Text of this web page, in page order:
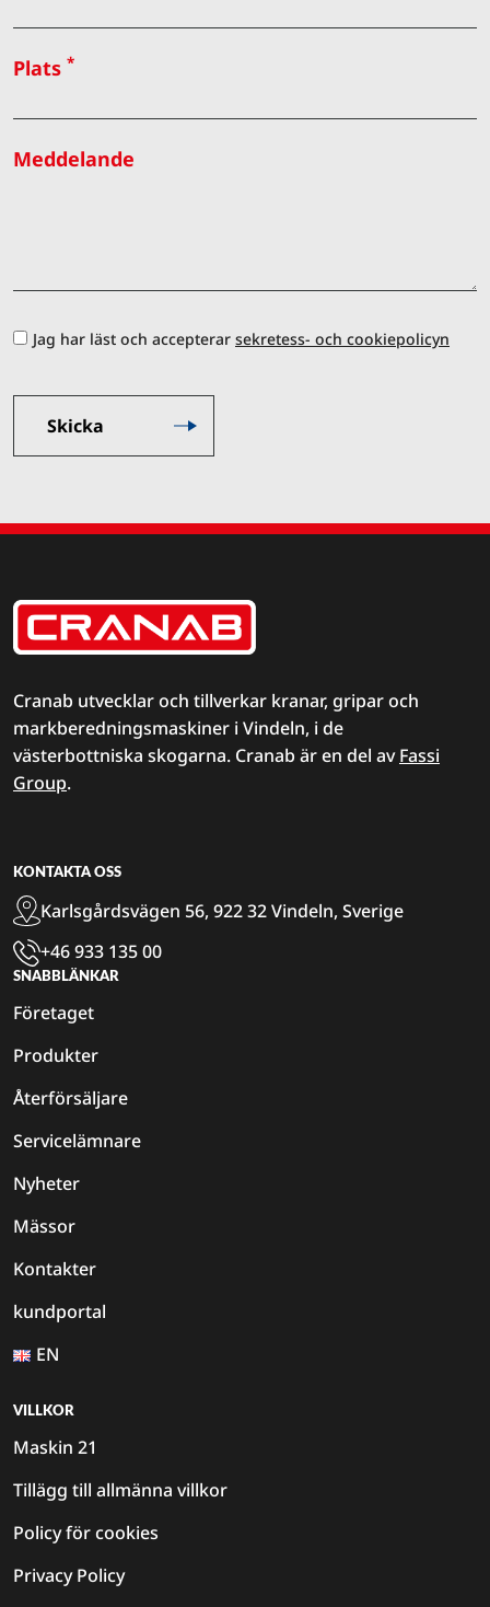
Plats *
Meddelande
Jag har läst och accepterar sekretess- och cookiepolicyn
Cranab utvecklar och tillverkar kranar, gripar och
markberedningsmaskiner i Vindeln, i de
västerbottniska skogarna. Cranab är en del avFassi
Group.
KONTAKTA OSS
Karlsgårdsvägen 56, 922 32 Vindeln, Sverige
+46 933 135 00
SNABBLÄNKAR
Företaget
Produkter
Återförsäljare
Servicelämnare
Nyheter
Mässor
Kontakter
kundportal
EN
VILLKOR
Maskin 21
Tillägg till allmänna villkor
Policy för cookies
Privacy Policy